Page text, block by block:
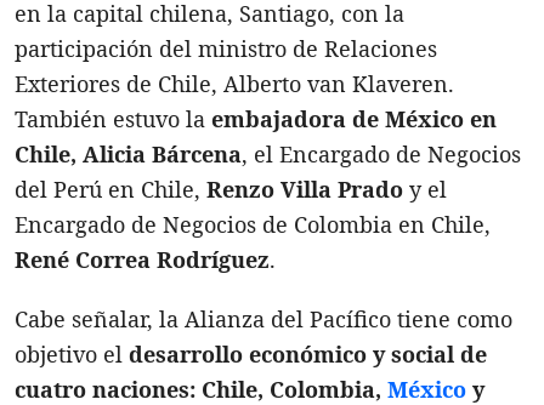
en la capital chilena, Santiago, con la
participación del ministro de Relaciones
Exteriores de Chile, Alberto van Klaveren.
También estuvo la embajadora de México en
Chile, Alicia Bárcena, el Encargado de Negocios
del Perú en Chile, Renzo Villa Prado y el
Encargado de Negocios de Colombia en Chile,
René Correa Rodríguez.
Cabe señalar, la Alianza del Pacífico tiene como
objetivo el desarrollo económico y social de
cuatro naciones: Chile, Colombia, México y